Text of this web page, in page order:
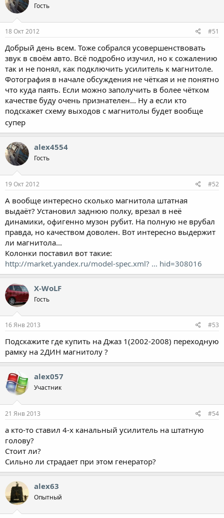
Гость
18 Окт 2012 #51
Добрый день всем. Тоже собрался усовершенствовать
звук в своём авто. Всё подробно изучил, но к сожалению
так и не понял, как подключить усилитель к магнитоле.
Фотография в начале обсуждения не чёткая и не понятно
что куда паять. Если можно заполучить в более чётком
качестве буду очень признателен... Ну а если кто
подскажет схему выходов с магнитолы будет вообще
супер
alex4554
Гость
19 Окт 2012 #52
А вообще интересно сколько магнитола штатная
выдаёт? Установил заднюю полку, врезал в неё
динамики, офигенно музон рубит. На полную не врубал
правда, но качеством доволен. Вот интересно выдержит
ли магнитола...
Колонки поставил вот такие:
http://market.yandex.ru/model-spec.xml? ... hid=308016
X-WoLF
Гость
16 Янв 2013 #53
Подскажите где купить на Джаз 1(2002-2008) переходную
рамку на 2ДИН магнитолу ?
alex057
Участник
21 Янв 2013 #54
а кто-то ставил 4-х канальный усилитель на штатную
голову?
Стоит ли?
Сильно ли страдает при этом генератор?
alex63
Опытный